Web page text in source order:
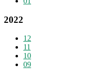
2022
12
11
10
09